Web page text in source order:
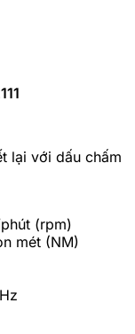
lại với dấu chấm
(rpm)
mét (NM)